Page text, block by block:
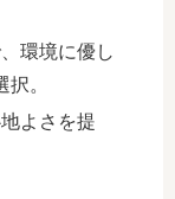
環境に優し
。
よさを提